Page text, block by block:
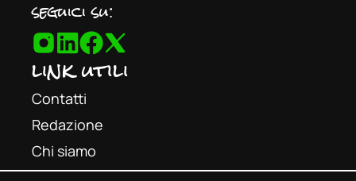
seguici su:
link utili
Contatti
Redazione
Chi siamo